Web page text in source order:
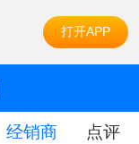
打开APP
经销商 点评